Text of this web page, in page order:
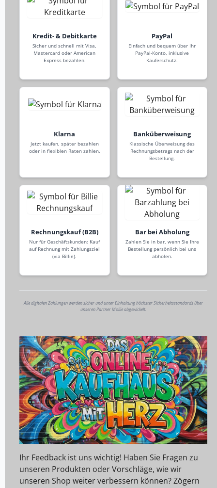
Kredit- & Debitkarte
Sicher und schnell mit Visa,
Mastercard oder American
Express bezahlen.
PayPal
Einfach und bequem über Ihr
PayPal-Konto, inklusive
Käuferschutz.
Klarna
Jetzt kaufen, später bezahlen
oder in flexiblen Raten zahlen.
Banküberweisung
Klassische Überweisung des
Rechnungsbetrags nach der
Bestellung.
Rechnungskauf (B2B)
Nur für Geschäftskunden: Kauf
auf Rechnung mit Zahlungsziel
(via Billie).
Bar bei Abholung
Zahlen Sie in bar, wenn Sie Ihre
Bestellung persönlich bei uns
abholen.
Alle digitalen Zahlungen werden sicher und unter Einhaltung höchster Sicherheitsstandards über
unseren Partner Mollie abgewickelt.
Ihr Feedback ist uns wichtig! Haben Sie Fragen zu
unseren Produkten oder Vorschläge, wie wir
unseren Shop weiter verbessern können? Zögern